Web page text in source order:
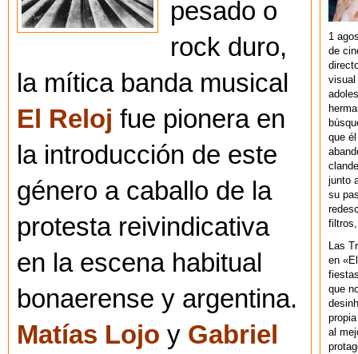
pesado o
rock duro,
la mítica banda musical
El Reloj fue pionera en
la introducción de este
género a caballo de la
protesta reivindicativa
en la escena habitual
bonaerense y argentina.
Matías Lojo y Gabriel
1
de
visual
que
junto
su
filtros,
Las
en
que
al